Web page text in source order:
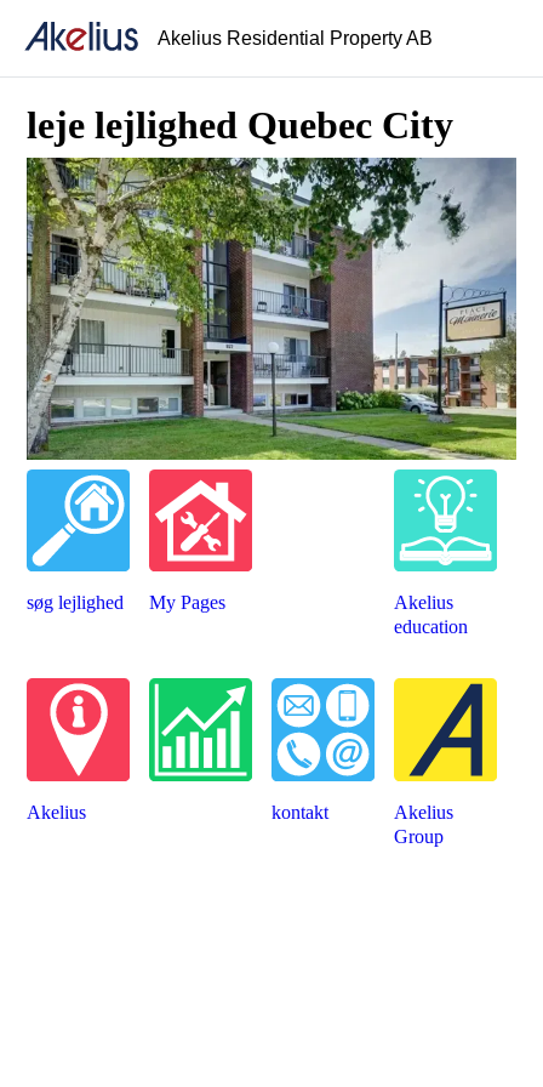
Akelius Residential Property AB
leje lejlighed Quebec City
søg lejlighed My Pages
Akelius
education
Akelius kontakt
Akelius
Group